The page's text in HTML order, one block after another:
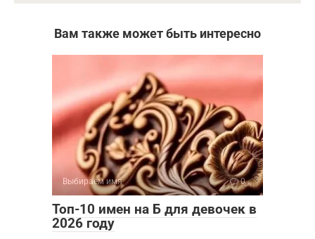
Вам также может быть интересно
Выбираем имя 0
Топ-10 имен на Б для девочек в
2026 году